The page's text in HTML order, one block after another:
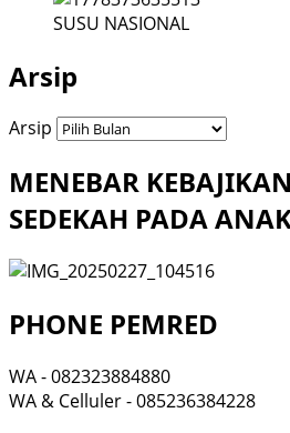
SUSU NASIONAL
Arsip
Arsip
MENEBAR
SEDEKAH PADA
PHONE PEMRED
WA - 082323884880
WA & Celluler - 085236384228